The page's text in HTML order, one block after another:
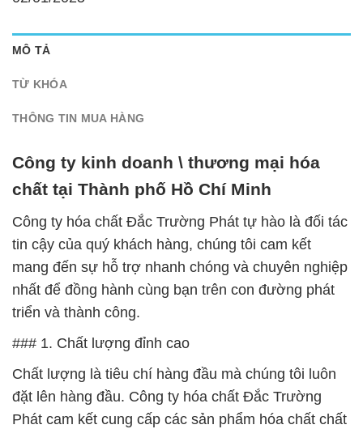
MÔ TẢ
TỪ KHÓA
THÔNG TIN MUA HÀNG
Công ty kinh doanh \ thương mại hóa
chất tại Thành phố Hồ Chí Minh
Công ty hóa chất Đắc Trường Phát tự hào là đối tác
tin cậy của quý khách hàng, chúng tôi cam kết
mang đến sự hỗ trợ nhanh chóng và chuyên nghiệp
nhất để đồng hành cùng bạn trên con đường phát
triển và thành công.
### 1. Chất lượng đỉnh cao
Chất lượng là tiêu chí hàng đầu mà chúng tôi luôn
đặt lên hàng đầu. Công ty hóa chất Đắc Trường
Phát cam kết cung cấp các sản phẩm hóa chất chất